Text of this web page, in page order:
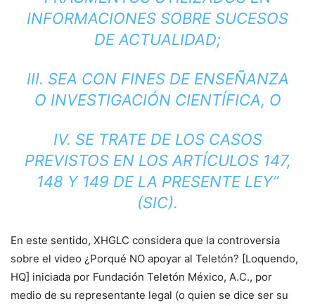
INFORMACIONES SOBRE SUCESOS
DE ACTUALIDAD;
III. SEA CON FINES DE ENSEÑANZA
O INVESTIGACIÓN CIENTÍFICA, O
IV. SE TRATE DE LOS CASOS
PREVISTOS EN LOS ARTÍCULOS 147,
148 Y 149 DE LA PRESENTE LEY”
(SIC).
En este sentido, XHGLC considera que la controversia
sobre el video ¿Porqué NO apoyar al Teletón? [Loquendo,
HQ] iniciada por Fundación Teletón México, A.C., por
medio de su representante legal (o quien se dice ser su